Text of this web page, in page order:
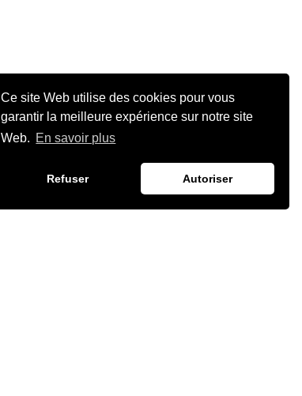
Ce site Web utilise des cookies pour vous
garantir la meilleure expérience sur notre site
Web. En savoir plus
Refuser Autoriser